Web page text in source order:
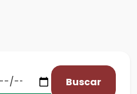
Buscar